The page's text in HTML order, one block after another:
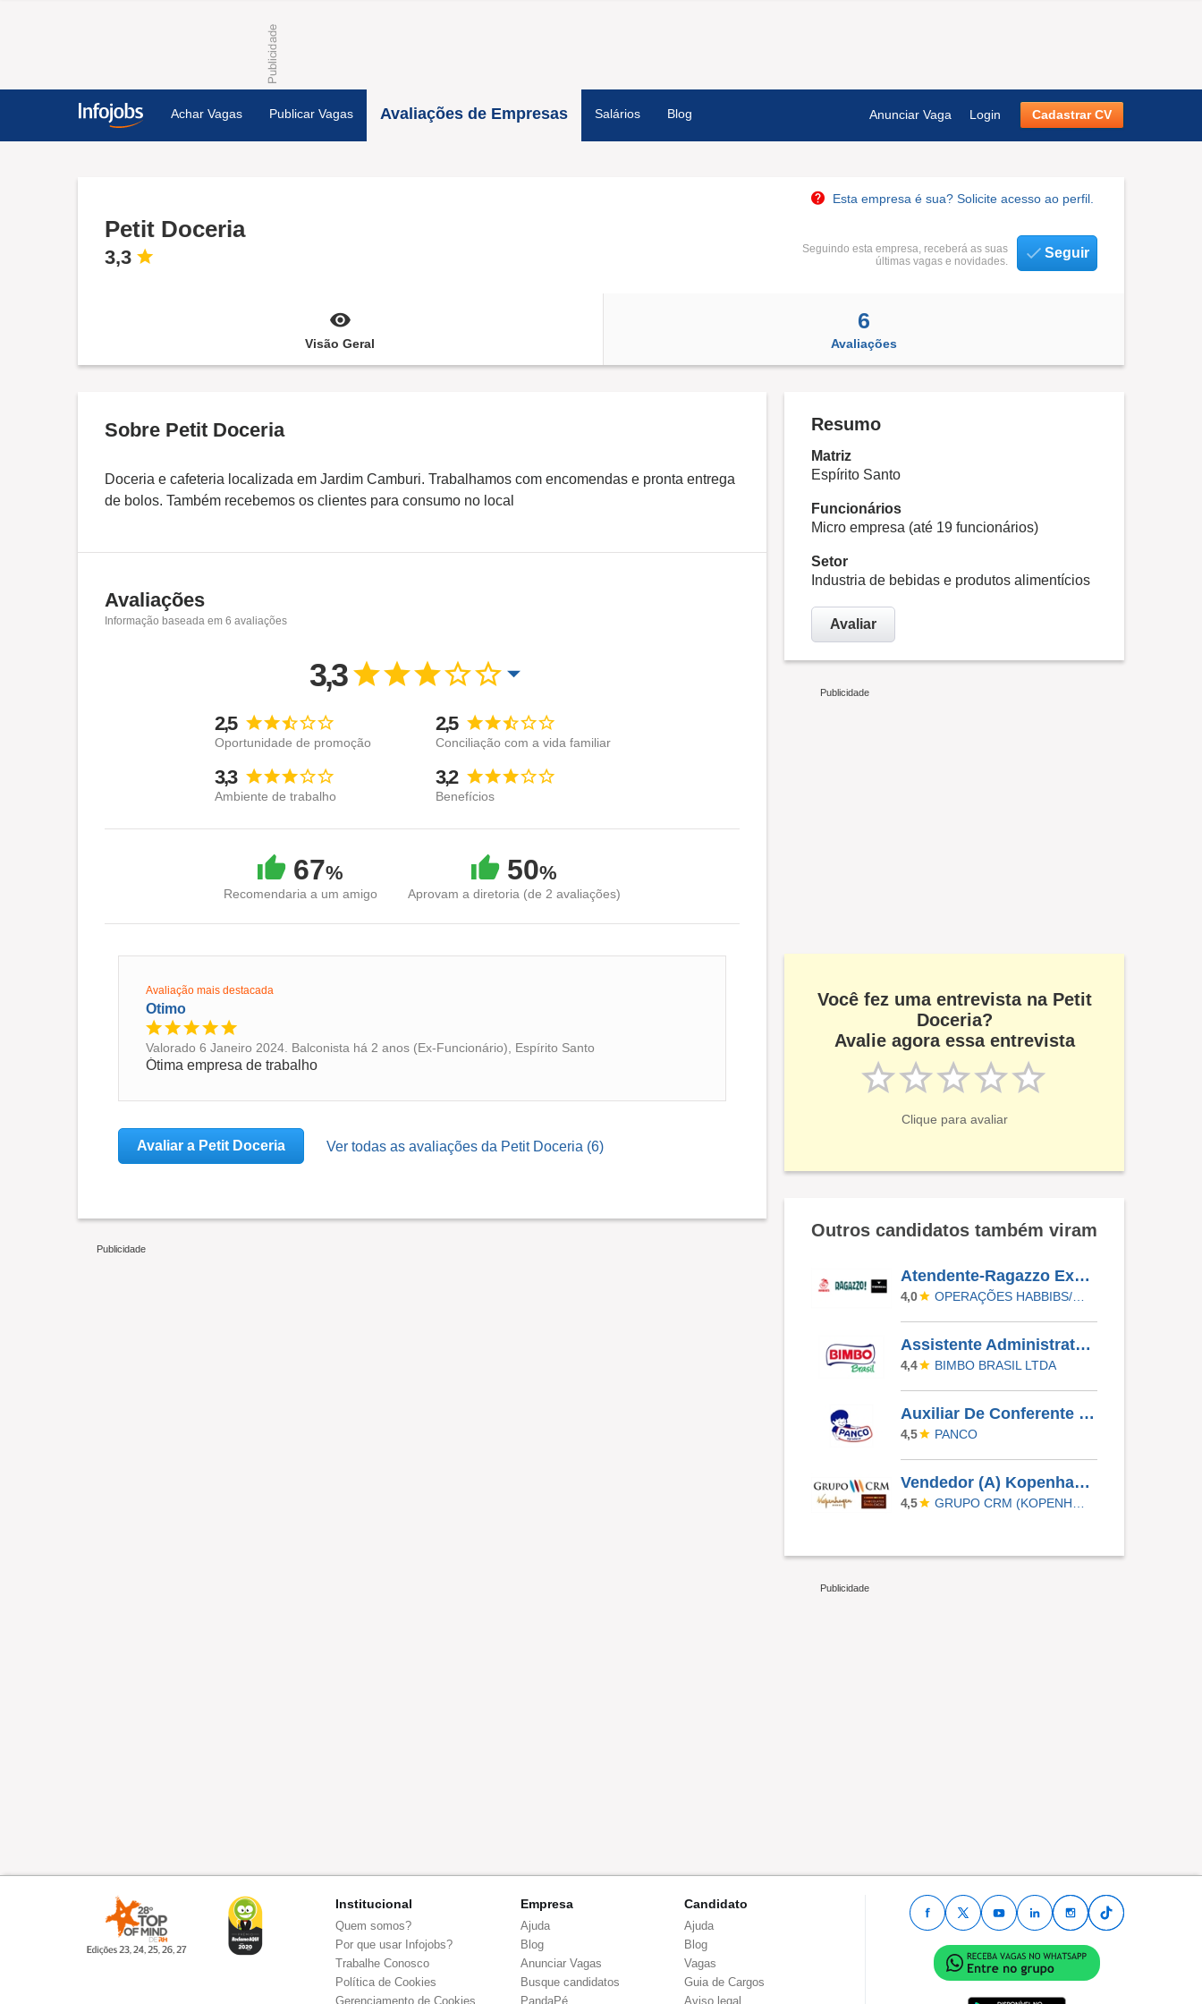
Achar Vagas Publicar Vagas Avaliações de Empresas Salários Blog Anunciar Vaga Login Cadastrar CV
Esta empresa é sua? Solicite acesso ao perfil.
Petit Doceria
3,3
Seguindo esta empresa, receberá as suas
últimas vagas e novidades.
Seguir
Visão Geral
6
Avaliações
Sobre Petit Doceria
Doceria e cafeteria localizada em Jardim Camburi. Trabalhamos com encomendas e pronta entrega
de bolos. Também recebemos os clientes para consumo no local
Avaliações
Informação baseada em 6 avaliações
3,3
2,5
Oportunidade de promoção
2,5
Conciliação com a vida familiar
3,3
Ambiente de trabalho
3,2
Benefícios
67%
Recomendaria a um amigo
50%
Aprovam a diretoria (de 2 avaliações)
Avaliação mais destacada
Otimo
Valorado 6 Janeiro 2024. Balconista há 2 anos (Ex-Funcionário), Espírito Santo
Ótima empresa de trabalho
Avaliar a Petit Doceria Ver todas as avaliações da Petit Doceria (6)
Resumo
Matriz
Espírito Santo
Funcionários
Micro empresa (até 19 funcionários)
Setor
Industria de bebidas e produtos alimentícios
Avaliar
Você fez uma entrevista na Petit
Doceria?
Avalie agora essa entrevista
Clique para avaliar
Outros candidatos também viram
Atendente-Ragazzo Express Jardim Oriental No Pão De Açúcar Jabaquara-Sem Experiência
4,0
Assistente Administrativo
4,4 BIMBO BRASIL LTDA
Auxiliar De Conferente - Noturno
4,5 PANCO
Vendedor (A) Kopenhagen - Rio De Janeiro
4,5
Institucional
Quem somos?
Por que usar Infojobs?
Trabalhe Conosco
Política de Cookies
Gerenciamento de Cookies
Empresa
Ajuda
Blog
Anunciar Vagas
Busque candidatos
PandaPé
Candidato
Ajuda
Blog
Vagas
Guia de Cargos
Aviso legal